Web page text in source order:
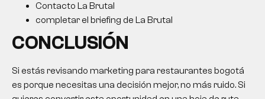
Contacto La Brutal
completar el briefing de La Brutal
CONCLUSIÓN
Si estás revisando marketing para restaurantes bogotá
es porque necesitas una decisión mejor, no más ruido. Si